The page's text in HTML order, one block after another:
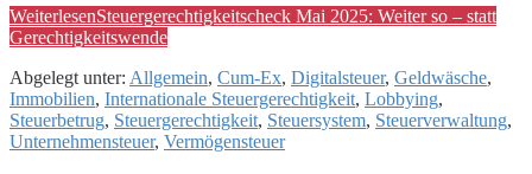
WeiterlesenSteuergerechtigkeitscheck Mai 2025: Weiter so – statt
Gerechtigkeitswende
Abgelegt unter: Allgemein, Cum-Ex, Digitalsteuer, Geldwäsche,
Immobilien, Internationale Steuergerechtigkeit, Lobbying,
Steuerbetrug, Steuergerechtigkeit, Steuersystem, Steuerverwaltung,
Unternehmensteuer, Vermögensteuer